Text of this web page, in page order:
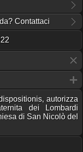
Contattaci
autorizza
dei Lombardi
di San Nicolò del